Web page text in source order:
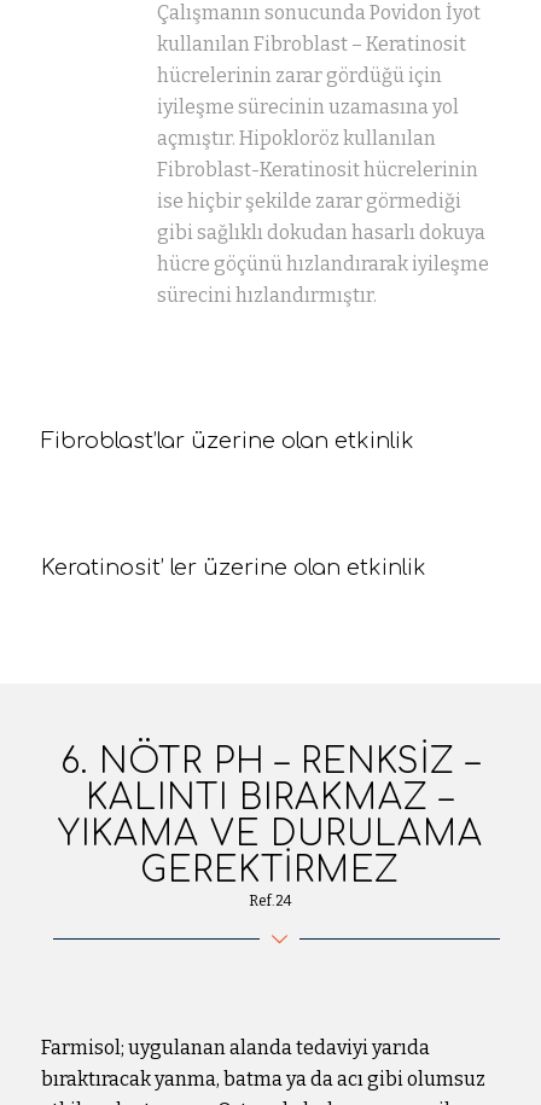
Çalışmanın sonucunda Povidon İyot
kullanılan Fibroblast – Keratinosit
hücrelerinin zarar gördüğü için
iyileşme sürecinin uzamasına yol
açmıştır. Hipokloröz kullanılan
Fibroblast-Keratinosit hücrelerinin
ise hiçbir şekilde zarar görmediği
gibi sağlıklı dokudan hasarlı dokuya
hücre göçünü hızlandırarak iyileşme
sürecini hızlandırmıştır.
Fibroblast’lar üzerine olan etkinlik
Keratinosit’ ler üzerine olan etkinlik
6. NÖTR PH – RENKSIZ –
KALINTI BIRAKMAZ –
YIKAMA VE DURULAMA
GEREKTIRMEZ
Ref.24
Farmisol; uygulanan alanda tedaviyi yarıda
bıraktıracak yanma, batma ya da acı gibi olumsuz